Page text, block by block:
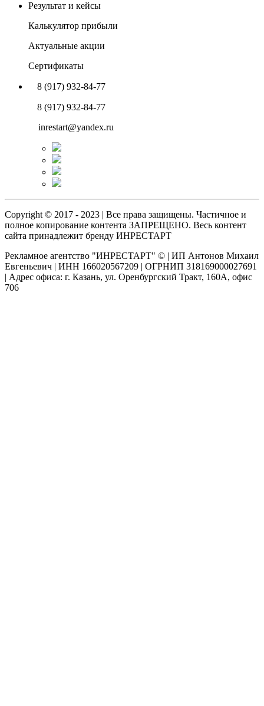
Результат и кейсы
Калькулятор прибыли
Актуальные акции
Сертификаты
8 (917) 932-84-77
8 (917) 932-84-77
inrestart@yandex.ru
Copyright © 2017 - 2023 | Все права защищены. Частичное и
полное копирование контента ЗАПРЕЩЕНО. Весь контент
сайта принадлежит бренду ИНРЕСТАРТ
Рекламное агентство "ИНРЕСТАРТ" © | ИП Антонов Михаил
Евгеньевич | ИНН 166020567209 | ОГРНИП 318169000027691
| Адрес офиса: г. Казань, ул. Оренбургский Тракт, 160А, офис
706